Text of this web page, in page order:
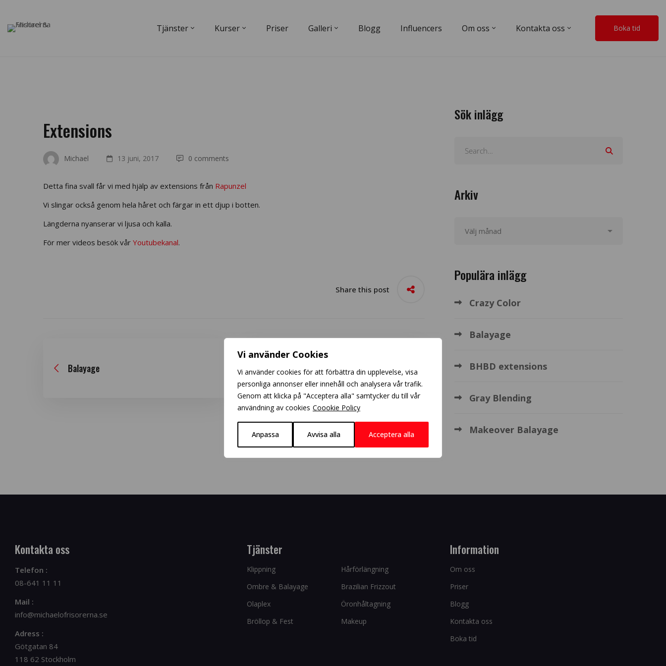
Vi använder Cookies
Vi använder cookies för att förbättra din upplevelse, visa
personliga annonser eller innehåll och analysera vår trafik.
Genom att klicka på "Acceptera alla" samtycker du till vår
användning av cookies Coookie Policy
Anpassa Avvisa alla Acceptera alla
Tjänster Kurser Priser Galleri Blogg Influencers Om oss Kontakta oss Boka tid
Extensions
Michael 13 juni, 2017 0 comments
Detta fina svall får vi med hjälp av extensions från Rapunzel
Vi slingar också genom hela håret och färgar in ett djup i botten.
Längderna nyanserar vi ljusa och kalla.
För mer videos besök vår Youtubekanal.
Share this post
Balayage Crazycolor
Sök inlägg
Arkiv
Populära inlägg
Crazy Color
Balayage
BHBD extensions
Gray Blending
Makeover Balayage
Kontakta oss
Telefon :
08-641 11 11
Mail :
info@michaelofrisorerna.se
Adress :
Götgatan 84
118 62 Stockholm
Tjänster
Klippning
Hårförlängning
Ombre & Balayage
Brazilian Frizzout
Olaplex
Öronhåltagning
Bröllop & Fest
Makeup
Information
Om oss
Priser
Blogg
Kontakta oss
Boka tid